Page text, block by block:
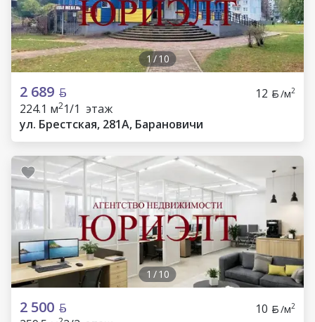
1/10
2 689 12 /м2
224.1 м21/1 этаж
ул. Брестская, 281А, Барановичи
1 /10
2 500 10 /м2